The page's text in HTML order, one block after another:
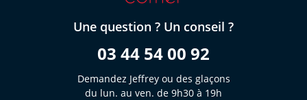
Une question ? Un conseil ?
03 44 54 00 92
Demandez Jeffrey ou des glaçons
du lun. au ven. de 9h30 à 19h